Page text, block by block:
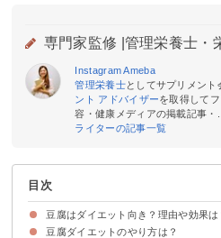
専門家監修 | 管理栄養士・
Instagram Ameba
管理栄養士としてサプリメント
ント アドバイザーを取得して
容・健康メディアの掲載記事・...
ライターの記事一覧
目次
豆腐はダイエット向き？理由や効果は
①安くてお手頃
②低カロリー
③基礎代謝を上げる
④脂質・糖質の代謝を促進
⑤便秘解消・整腸効果
豆腐ダイエットのやり方は？